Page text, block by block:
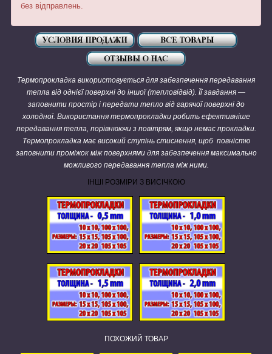
без відправлень.
Термопрокладка використовується для забезпечення передавання
тепла від однієї поверхні до іншої (тепловідвід). Її завдання —
заповнити простір і передати тепло від гарячої поверхні до
холодної. Використання термопрокладки робить ефективніше
передавання тепла, порівнюючи з повітрям, якщо немає прокладки.
Термопрокладка має високий ступінь стиснення, щоб повністю
заповнити проміжок між поверхнями для забезпечення максимально
можливого передавання тепла між ними.
ІНШІ РОЗМІРИ З ВИСІЧКОЮ
ПОХОЖИЙ ТОВАР